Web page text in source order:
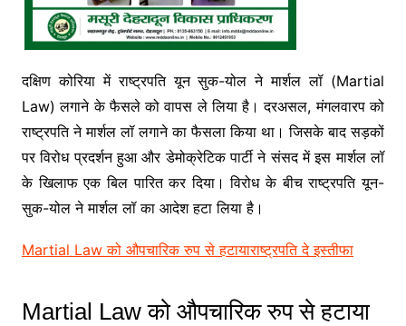
दक्षिण कोरिया में राष्ट्रपति यून सुक-योल ने मार्शल लॉ (Martial
Law) लगाने के फैसले को वापस ले लिया है। दरअसल, मंगलवारप को
राष्ट्रपति ने मार्शल लॉ लगाने का फैसला किया था। जिसके बाद सड़कों
पर विरोध प्रदर्शन हुआ और डेमोक्रेटिक पार्टी ने संसद में इस मार्शल लॉ
के खिलाफ एक बिल पारित कर दिया। विरोध के बीच राष्ट्रपति यून-
सुक-योल ने मार्शल लॉ का आदेश हटा लिया है।
Martial Law को औपचारिक रुप से हटायाराष्ट्रपति दे इस्तीफा
Martial Law को औपचारिक रुप से हटाया